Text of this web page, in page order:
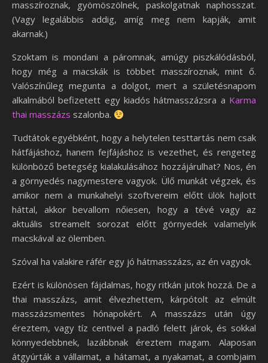
masszíroznak, gyömöszölnek, paskolgatnak naphosszat.
(Vagy legalábbis addig, amíg meg nem kapják, amit
akarnak.)
Szoktam is mondani a páromnak, amúgy piszkálódásból,
hogy még a macskák is többet masszíroznak, mint ő.
Valószínűleg megunta a dolgot, mert a születésnapom
alkalmából befizetett egy kiadós hátmasszázsra a Karma
thai masszázs szalonba.
Tudtátok egyébként, hogy a helytelen testtartás nem csak
hátfájáshoz, hanem fejfájáshoz is vezethet, és rengeteg
különböző betegség kialakulásához hozzájárulhat? Nos, én
a görnyedés nagymestere vagyok. Ülő munkát végzek, és
amikor nem a munkahelyi szoftvereim előtt ülök hajlott
háttal, akkor bevallom nőiesen, hogy a tévé vagy az
aktuális streamelt sorozat előtt görnyedek valamelyik
macskával az ölemben.
Szóval ha valakire ráfér egy jó hátmasszázs, az én vagyok.
Ezért is különösen fájdalmas, hogy ritkán jutok hozzá. De a
thai masszázs, amit élvezhettem, kárpótolt az elmúlt
masszázsmentes hónapokért. A masszázs után úgy
éreztem, vagy tíz centivel a padló felett járok, és sokkal
könnyedebbnek, lazábbnak éreztem magam. Alaposan
átgyúrták a vállaimat, a hátamat, a nyakamat, a combjaim